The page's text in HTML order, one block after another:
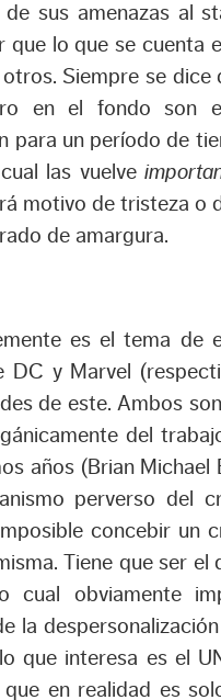
sus amenazas al
que lo que se cuenta
Siempre se dice
en el fondo son
para un período de
las vuelve
motivo de tristeza o
de amargura.
es el tema de
DC y Marvel
de este. Ambos
del
años (Brian Michael
perverso del
concebir un
Tiene que ser el
cual obviamente
la
que interesa es el
en realidad es